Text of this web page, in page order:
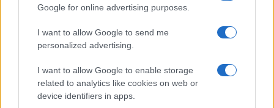
Google for online advertising purposes.
I want to allow Google to send me
personalized advertising.
I want to allow Google to enable storage
related to analytics like cookies on web or
device identifiers in apps.
Mercedes-Maybach S680 płynie po nierównościach.
Aktywnezawieszenie E-ABC kompensuje wszelkie
niedoskonałości, analizując je za pomocą radaru.
znaczenie - po prostu ich nie poczujecie.